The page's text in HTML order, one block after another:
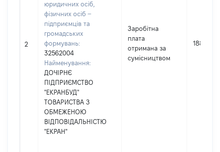
2
юридичних осіб,
фізичних осіб –
підприємців та
громадських
формувань:
32562004
Найменування:
ДОЧІРНЄ
ПІДПРИЄМСТВО
"ЕКРАНБУД"
ТОВАРИСТВА З
ОБМЕЖЕНОЮ
ВІДПОВІДАЛЬНІСТЮ
"ЕКРАН"
Заробітна
плата
отримана за
сумісництвом
188947